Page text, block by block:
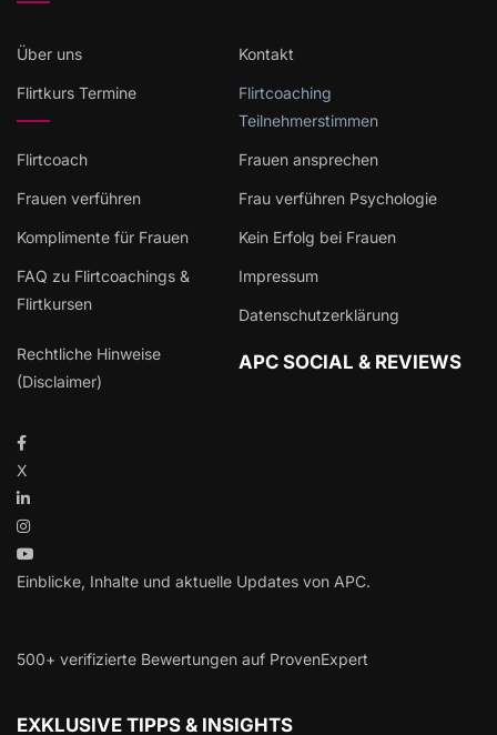
Über uns Kontakt
Flirtkurs Termine
Flirtcoaching
Teilnehmerstimmen
Flirtcoach Frauen ansprechen
Frauen verführen Frau verführen Psychologie
Komplimente für Frauen Kein Erfolg bei Frauen
FAQ zu Flirtcoachings &
Flirtkursen
Impressum
Datenschutzerklärung
Rechtliche Hinweise
(Disclaimer)
APC SOCIAL & REVIEWS
X
Einblicke, Inhalte und aktuelle Updates von APC.
500+ verifizierte Bewertungen auf ProvenExpert
EXKLUSIVE TIPPS & INSIGHTS